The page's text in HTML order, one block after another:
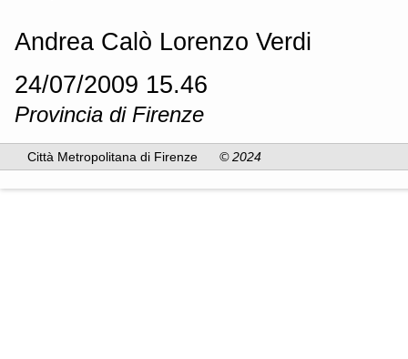
Andrea Calò Lorenzo Verdi
24/07/2009 15.46
Provincia di Firenze
Città Metropolitana di Firenze © 2024